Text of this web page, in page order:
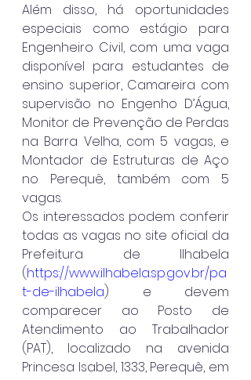
Além disso, há oportunidades
especiais como estágio para
Engenheiro Civil, com uma vaga
disponível para estudantes de
ensino superior, Camareira com
supervisão no Engenho D’Água,
Monitor de Prevenção de Perdas
na Barra Velha, com 5 vagas, e
Montador de Estruturas de Aço
no Perequê, também com 5
vagas.
Os interessados podem conferir
todas as vagas no site oficial da
Prefeitura de Ilhabela
(https://www.ilhabela.sp.gov.br/pa
t-de-ilhabela) e devem
comparecer ao Posto de
Atendimento ao Trabalhador
(PAT), localizado na avenida
Princesa Isabel, 1333, Perequê, em